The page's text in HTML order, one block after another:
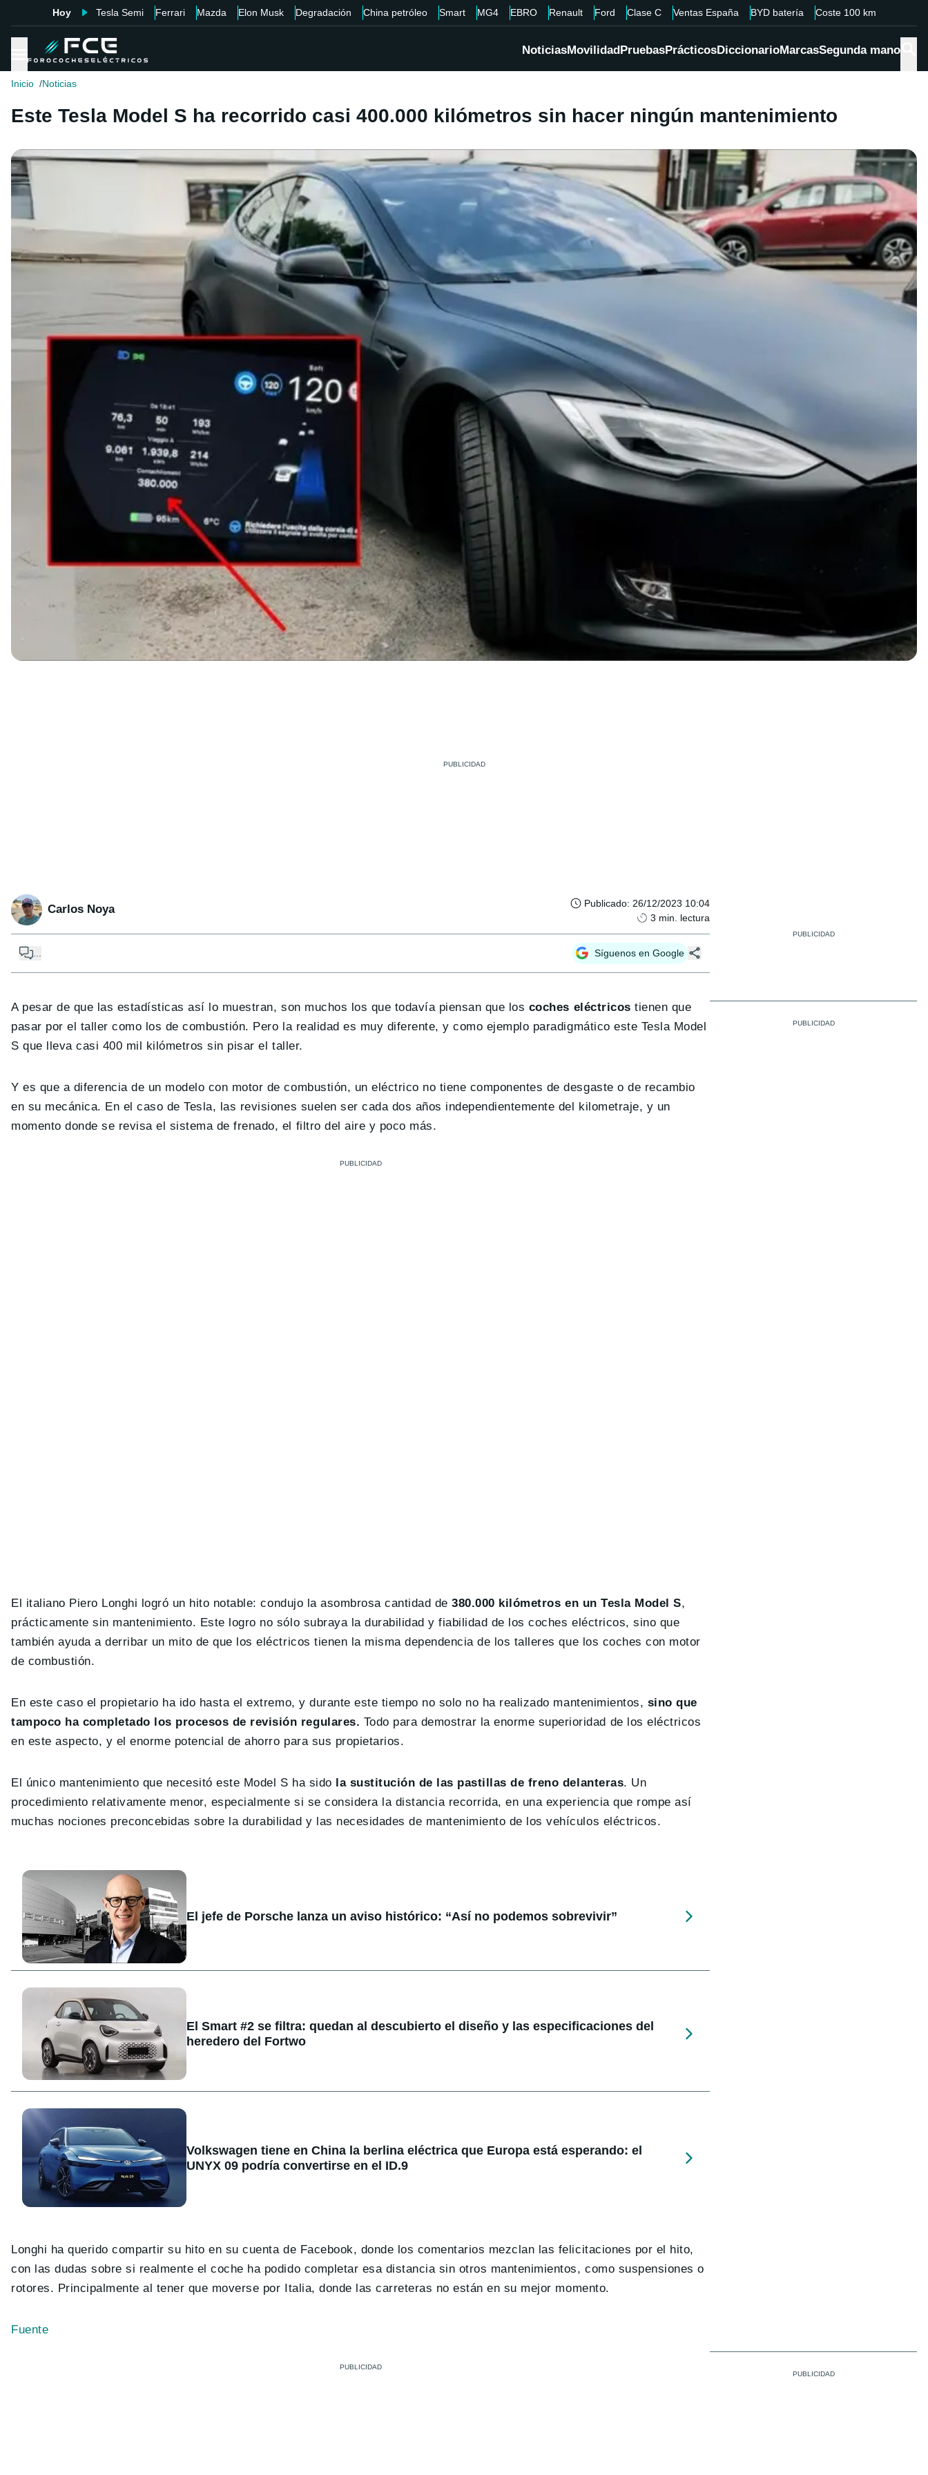
Hoy Tesla Semi Ferrari Mazda Elon Musk Degradación China petróleo Smart MG4 EBRO Renault Ford Clase C Ventas España BYD batería Coste 100 km
NoticiasMovilidadPruebasPrácticosDiccionarioMarcasSegunda mano
Inicio Noticias
Este Tesla Model S ha recorrido casi 400.000 kilómetros sin hacer ningún mantenimiento
Carlos Noya Publicado: 26/12/2023 10:04
3 min. lectura
Síguenos en Google
A pesar de que las estadísticas así lo muestran, son muchos los que todavía piensan que los coches eléctricos tienen que
pasar por el taller como los de combustión. Pero la realidad es muy diferente, y como ejemplo paradigmático este Tesla Model
S que lleva casi 400 mil kilómetros sin pisar el taller.
Y es que a diferencia de un modelo con motor de combustión, un eléctrico no tiene componentes de desgaste o de recambio
en su mecánica. En el caso de Tesla, las revisiones suelen ser cada dos años independientemente del kilometraje, y un
momento donde se revisa el sistema de frenado, el filtro del aire y poco más.
El italiano Piero Longhi logró un hito notable: condujo la asombrosa cantidad de380.000 kilómetros en un Tesla Model S,
prácticamente sin mantenimiento. Este logro no sólo subraya la durabilidad y fiabilidad de los coches eléctricos, sino que
también ayuda a derribar un mito de que los eléctricos tienen la misma dependencia de los talleres que los coches con motor
de combustión.
En este caso el propietario ha ido hasta el extremo, y durante este tiempo no solo no ha realizado mantenimientos, sino que
tampoco ha completado los procesos de revisión regulares. Todo para demostrar la enorme superioridad de los eléctricos
en este aspecto, y el enorme potencial de ahorro para sus propietarios.
El único mantenimiento que necesitó este Model S ha sido la sustitución de las pastillas de freno delanteras. Un
procedimiento relativamente menor, especialmente si se considera la distancia recorrida, en una experiencia que rompe así
muchas nociones preconcebidas sobre la durabilidad y las necesidades de mantenimiento de los vehículos eléctricos.
El jefe de Porsche lanza un aviso histórico: “Así no podemos sobrevivir”
El Smart #2 se filtra: quedan al descubierto el diseño y las especificaciones del
heredero del Fortwo
Volkswagen tiene en China la berlina eléctrica que Europa está esperando: el
UNYX 09 podría convertirse en el ID.9
Longhi ha querido compartir su hito en su cuenta de Facebook, donde los comentarios mezclan las felicitaciones por el hito,
con las dudas sobre si realmente el coche ha podido completar esa distancia sin otros mantenimientos, como suspensiones o
rotores. Principalmente al tener que moverse por Italia, donde las carreteras no están en su mejor momento.
Fuente